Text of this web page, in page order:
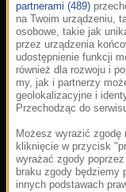
partnerami (489)
na Twoim urządzeniu,
osobowe, takie jak
przez urządzenia
udostępnienie funkcji
również dla rozwoju i
my, jak i partnerzy
geolokalizacyjne i
Przechodząc do
Możesz wyrazić zgodę
kliknięcie w przycisk
wyrażać zgody
braku zgody będziemy
innych podstawach